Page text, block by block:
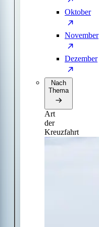
Oktober
November
Dezember
Nach
Thema
Art
der
Kreuzfahrt